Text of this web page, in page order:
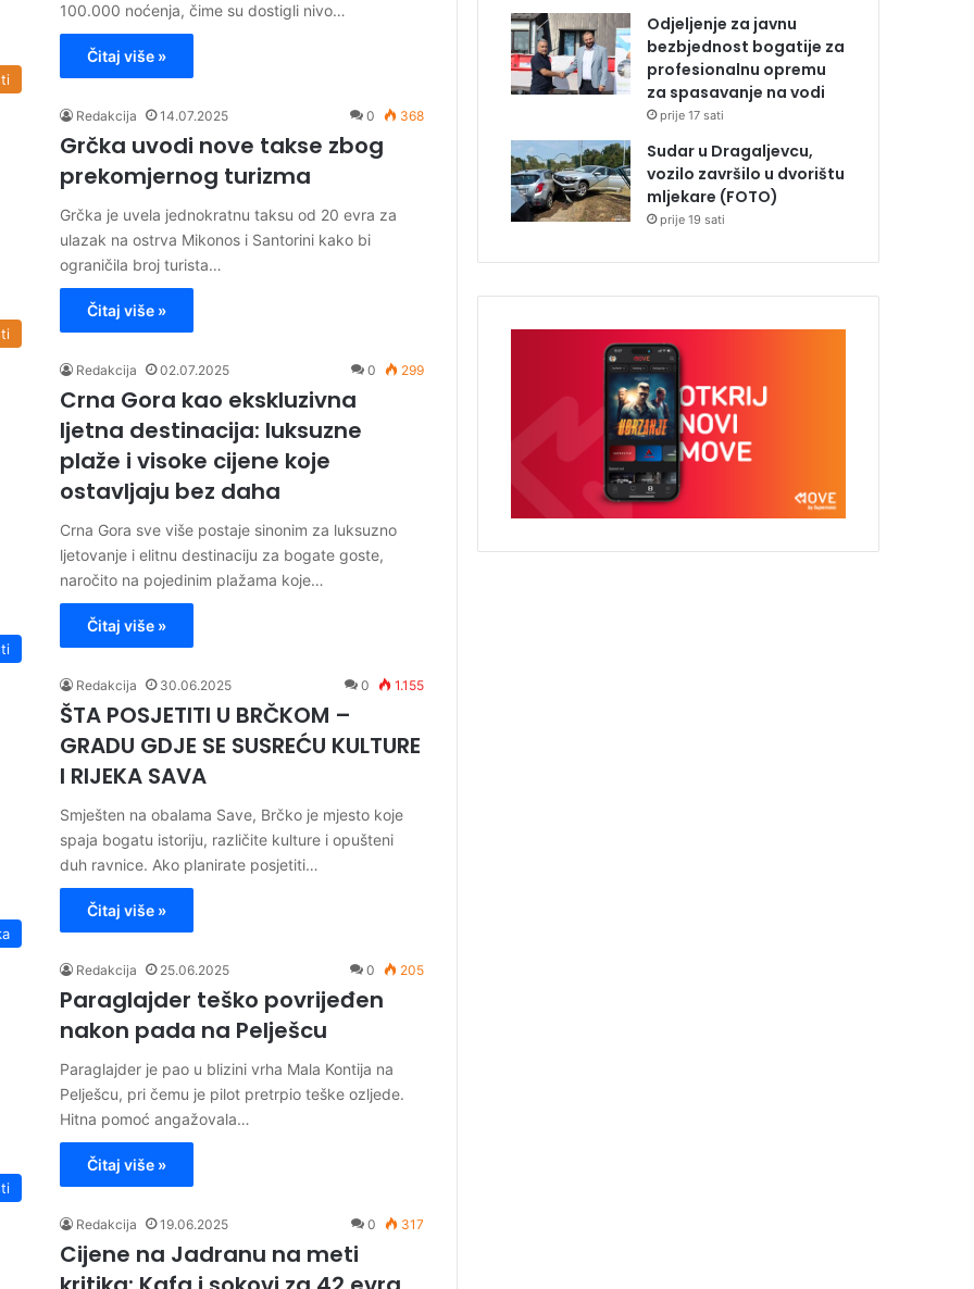
100.000 noćenja, čime su dostigli nivo…
Čitaj više »
Redakcija 14.07.2025 0 368
Grčka uvodi nove takse zbog
prekomjernog turizma
Grčka je uvela jednokratnu taksu od 20 evra za
ulazak na ostrva Mikonos i Santorini kako bi
ograničila broj turista…
Čitaj više »
Redakcija 02.07.2025 0 299
Crna Gora kao ekskluzivna
ljetna destinacija: luksuzne
plaže i visoke cijene koje
ostavljaju bez daha
Crna Gora sve više postaje sinonim za luksuzno
ljetovanje i elitnu destinaciju za bogate goste,
naročito na pojedinim plažama koje…
Čitaj više »
Redakcija 30.06.2025 0 1.155
ŠTA POSJETITI U BRČKOM –
GRADU GDJE SE SUSREĆU KULTURE
I RIJEKA SAVA
Smješten na obalama Save, Brčko je mjesto koje
spaja bogatu istoriju, različite kulture i opušteni
duh ravnice. Ako planirate posjetiti…
Čitaj više »
Redakcija 25.06.2025 0 205
Paraglajder teško povrijeđen
nakon pada na Pelješcu
Paraglajder je pao u blizini vrha Mala Kontija na
Pelješcu, pri čemu je pilot pretrpio teške ozljede.
Hitna pomoć angažovala…
Čitaj više »
Redakcija 19.06.2025 0 317
Cijene na Jadranu na meti
Odjeljenje za javnu
bezbjednost bogatije za
profesionalnu opremu
za spasavanje na vodi
prije 17 sati
Sudar u Dragaljevcu,
vozilo završilo u dvorištu
mljekare (FOTO)
prije 19 sati